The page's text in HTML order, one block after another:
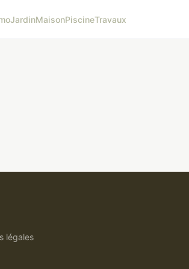
JardinMaisonPiscineTravaux
légales